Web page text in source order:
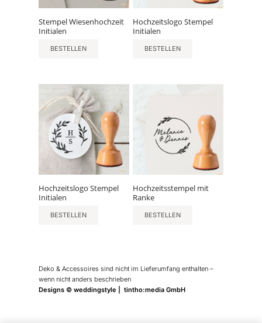
Stempel Wiesenhochzeit
Initialen
BESTELLEN
Hochzeitslogo Stempel
Initialen
BESTELLEN
Hochzeitslogo Stempel
Initialen
BESTELLEN
Hochzeitsstempel mit
Ranke
BESTELLEN
Deko & Accessoires sind nicht im Lieferumfang enthalten –
wenn nicht anders beschrieben
Designs © weddingstyle | tintho:media GmbH